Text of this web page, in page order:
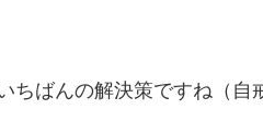
ばんの解決策ですね（自